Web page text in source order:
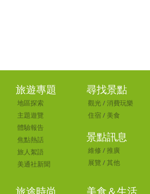
旅遊專題
地區探索
主題遊覽
體驗報告
焦點熱話
旅人絮語
美通社新聞
尋找景點
觀光 /消費玩樂
住宿 / 美食
景點訊息
維修 /推廣
展覽 /其他
旅途時尚 美食＆生活